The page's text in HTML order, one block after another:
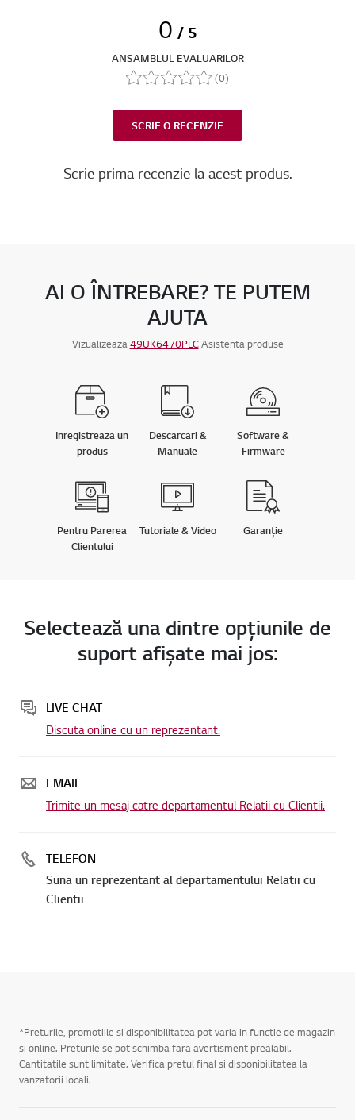
0 / 5
ANSAMBLUL EVALUARILOR
(0)
SCRIE O RECENZIE
Scrie prima recenzie la acest produs.
AI O ÎNTREBARE? TE PUTEM
AJUTA
Vizualizeaza49UK6470PLCAsistenta produse
Inregistreaza un
produs
Descarcari &
Manuale
Software &
Firmware
Pentru Parerea
Clientului
Tutoriale & Video Garanție
Selectează una dintre opţiunile de
suport afişate mai jos:
LIVE CHAT
Discuta online cu un reprezentant.
EMAIL
Trimite un mesaj catre departamentul Relatii cu Clientii.
TELEFON
Suna un reprezentant al departamentului Relatii cu
Clientii
*Preturile, promotiile si disponibilitatea pot varia in functie de magazin
si online. Preturile se pot schimba fara avertisment prealabil.
Cantitatile sunt limitate. Verifica pretul final si disponibilitatea la
vanzatorii locali.